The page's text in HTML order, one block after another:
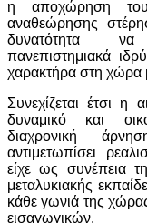
η αποχώρηση
αναθεώρησης
δυνατότητα
πανεπιστημιακά
χαρακτήρα στη χώρα
Συνεχίζεται έτσι η
δυναμικό και
διαχρονική
αντιμετωπίσει
είχε ως συνέπεια
μεταλυκιακής
κάθε γωνιά της
εισαγωγικών.